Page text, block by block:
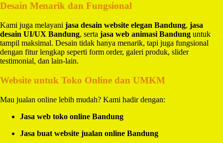
Desain Menarik dan Fungsional
Kami juga melayani jasa desain website elegan Bandung, jasa
desain UI/UX Bandung, serta jasa web animasi Bandung untuk
tampil maksimal. Desain tidak hanya menarik, tapi juga fungsional
dengan fitur lengkap seperti form order, galeri produk, slider
testimonial, dan lain-lain.
Website untuk Toko Online dan UMKM
Mau jualan online lebih mudah? Kami hadir dengan:
Jasa web toko online Bandung
Jasa buat website jualan online Bandung